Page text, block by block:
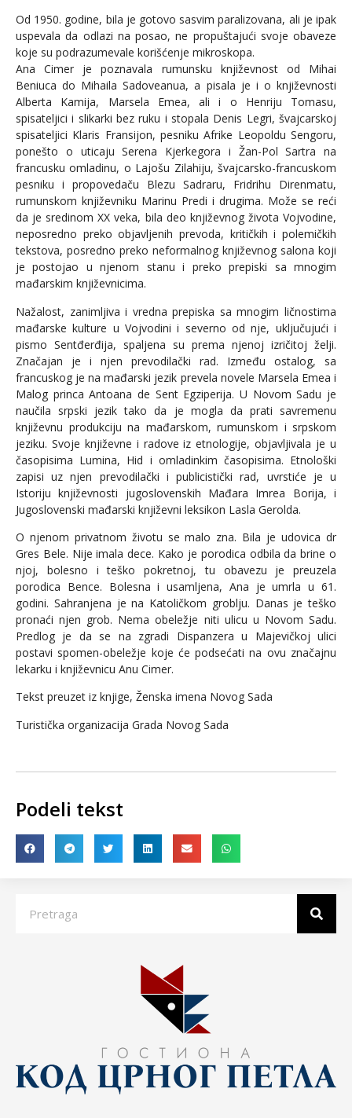
Od 1950. godine, bila je gotovo sasvim paralizovana, ali je ipak
uspevala da odlazi na posao, ne propuštajući svoje obaveze
koje su podrazumevale korišćenje mikroskopa.
Ana Cimer je poznavala rumunsku književnost od Mihai
Beniuca do Mihaila Sadoveanua, a pisala je i o književnosti
Alberta Kamija, Marsela Emea, ali i o Henriju Tomasu,
spisateljici i slikarki bez ruku i stopala Denis Legri, švajcarskoj
spisateljici Klaris Fransijon, pesniku Afrike Leopoldu Sengoru,
ponešto o uticaju Serena Kjerkegora i Žan-Pol Sartra na
francusku omladinu, o Lajošu Zilahiju, švajcarsko-francuskom
pesniku i propovedaču Blezu Sadraru, Fridrihu Direnmatu,
rumunskom književniku Marinu Predi i drugima. Može se reći
da je sredinom XX veka, bila deo književnog života Vojvodine,
neposredno preko objavljenih prevoda, kritičkih i polemičkih
tekstova, posredno preko neformalnog književnog salona koji
je postojao u njenom stanu i preko prepiski sa mnogim
mađarskim književnicima.
Nažalost, zanimljiva i vredna prepiska sa mnogim ličnostima
mađarske kulture u Vojvodini i severno od nje, uključujući i
pismo Sentđerđija, spaljena su prema njenoj izričitoj želji.
Značajan je i njen prevodilački rad. Između ostalog, sa
francuskog je na mađarski jezik prevela novele Marsela Emea i
Malog princa Antoana de Sent Egziperija. U Novom Sadu je
naučila srpski jezik tako da je mogla da prati savremenu
književnu produkciju na mađarskom, rumunskom i srpskom
jeziku. Svoje književne i radove iz etnologije, objavljivala je u
časopisima Lumina, Hid i omladinkim časopisima. Etnološki
zapisi uz njen prevodilački i publicistički rad, uvrstiće je u
Istoriju književnosti jugoslovenskih Mađara Imrea Borija, i
Jugoslovenski mađarski književni leksikon Lasla Gerolda.
O njenom privatnom životu se malo zna. Bila je udovica dr
Gres Bele. Nije imala dece. Kako je porodica odbila da brine o
njoj, bolesno i teško pokretnoj, tu obavezu je preuzela
porodica Bence. Bolesna i usamljena, Ana je umrla u 61.
godini. Sahranjena je na Katoličkom groblju. Danas je teško
pronaći njen grob. Nema obeležje niti ulicu u Novom Sadu.
Predlog je da se na zgradi Dispanzera u Majevičkoj ulici
postavi spomen-obeležje koje će podsećati na ovu značajnu
lekarku i književnicu Anu Cimer.
Tekst preuzet iz knjige, Ženska imena Novog Sada
Turistička organizacija Grada Novog Sada
Podeli tekst